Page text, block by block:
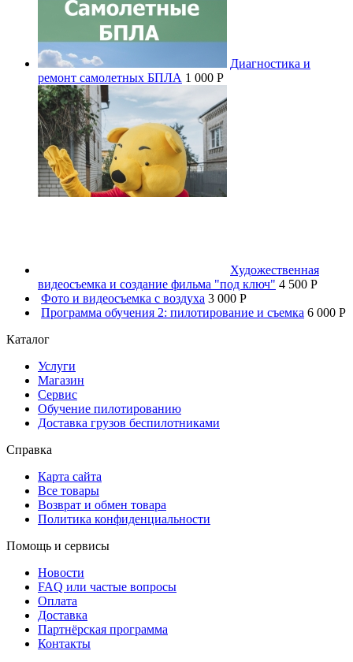
Диагностика и
ремонт самолетных БПЛА 1 000 P
Художественная
видеосъемка и создание фильма "под ключ" 4 500 P
Фото и видеосъемка с воздуха 3 000 P
Программа обучения 2: пилотирование и съемка 6 000 P
Каталог
Услуги
Магазин
Сервис
Обучение пилотированию
Доставка грузов беспилотниками
Справка
Карта сайта
Все товары
Возврат и обмен товара
Политика конфиденциальности
Помощь и сервисы
Новости
FAQ или частые вопросы
Оплата
Доставка
Партнёрская программа
Контакты